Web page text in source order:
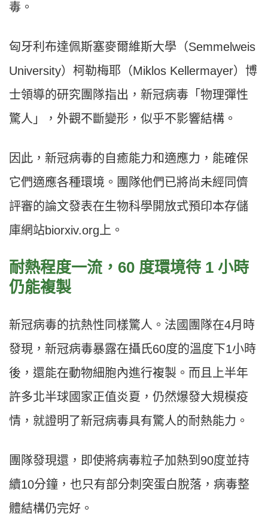
毒。
匈牙利布達佩斯塞麥爾維斯大學（Semmelweis
University）柯勒梅耶（Miklos Kellermayer）博
士領導的研究團隊指出，新冠病毒「物理彈性
驚人」，外觀不斷變形，似乎不影響結構。
因此，新冠病毒的自癒能力和適應力，能確保
它們適應各種環境。團隊他們已將尚未經同儕
評審的論文發表在生物科學開放式預印本存儲
庫網站biorxiv.org上。
耐熱程度一流，60 度環境待 1 小時
仍能複製
新冠病毒的抗熱性同樣驚人。法國團隊在4月時
發現，新冠病毒暴露在攝氏60度的溫度下1小時
後，還能在動物細胞內進行複製。而且上半年
許多北半球國家正值炎夏，仍然爆發大規模疫
情，就證明了新冠病毒具有驚人的耐熱能力。
團隊發現還，即使將病毒粒子加熱到90度並持
續10分鐘，也只有部分刺突蛋白脫落，病毒整
體結構仍完好。